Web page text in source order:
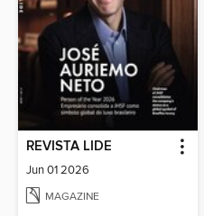
REVISTA LIDE
Jun 01 2026
MAGAZINE